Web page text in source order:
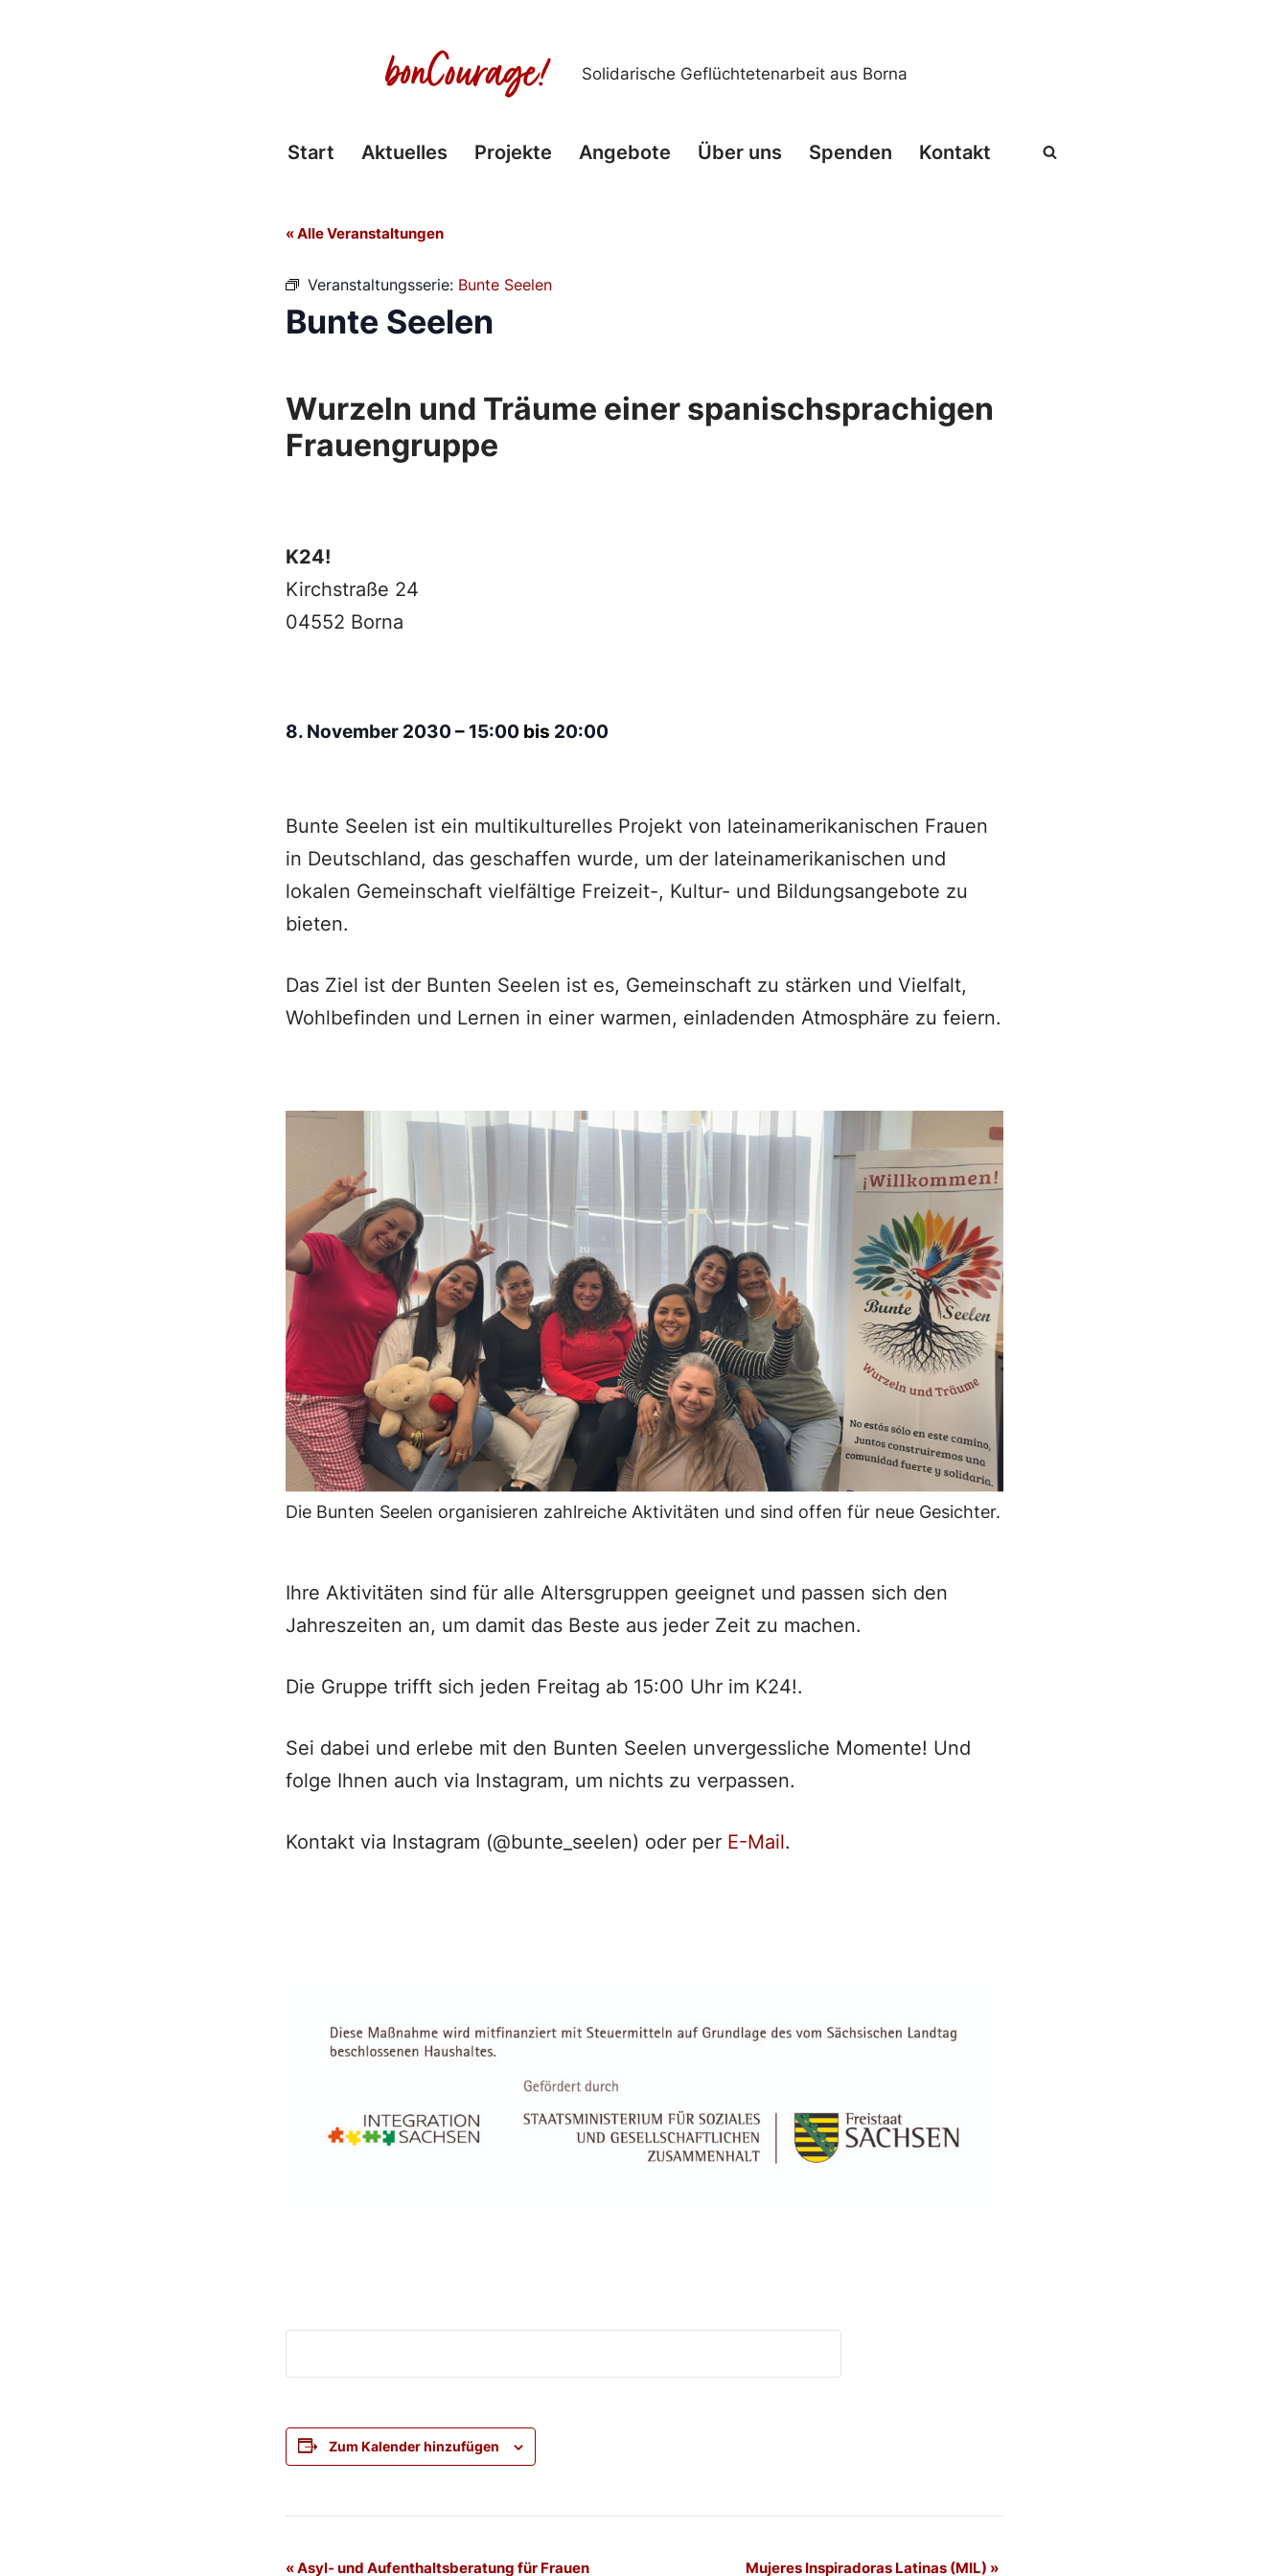
Solidarische Geflüchtetenarbeit aus Borna
Start Aktuelles Projekte Angebote Über uns Spenden Kontakt
« Alle Veranstaltungen
Veranstaltungsserie: Bunte Seelen
Bunte Seelen
Wurzeln und Träume einer spanischsprachigen
Frauengruppe
K24!
Kirchstraße 24
04552 Borna
8. November 2030 – 15:00 bis 20:00
Bunte Seelen ist ein multikulturelles Projekt von lateinamerikanischen Frauen
in Deutschland, das geschaffen wurde, um der lateinamerikanischen und
lokalen Gemeinschaft vielfältige Freizeit-, Kultur- und Bildungsangebote zu
bieten.
Das Ziel ist der Bunten Seelen ist es, Gemeinschaft zu stärken und Vielfalt,
Wohlbefinden und Lernen in einer warmen, einladenden Atmosphäre zu feiern.
Die Bunten Seelen organisieren zahlreiche Aktivitäten und sind offen für neue Gesichter.
Ihre Aktivitäten sind für alle Altersgruppen geeignet und passen sich den
Jahreszeiten an, um damit das Beste aus jeder Zeit zu machen.
Die Gruppe trifft sich jeden Freitag ab 15:00 Uhr im K24!.
Sei dabei und erlebe mit den Bunten Seelen unvergessliche Momente! Und
folge Ihnen auch via Instagram, um nichts zu verpassen.
Kontakt via Instagram (@bunte_seelen) oder per E-Mail.
Zum Kalender hinzufügen
Veranstaltung-
«Asyl- und Aufenthaltsberatung für Frauen Mujeres Inspiradoras Latinas (MIL) »